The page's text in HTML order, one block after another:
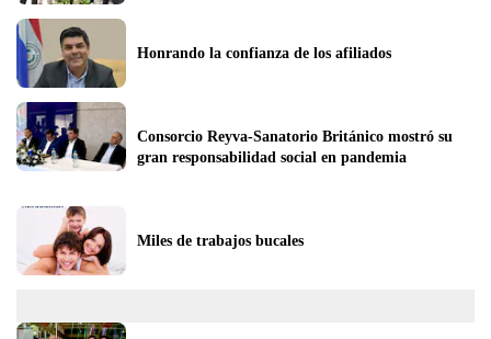
Honrando la confianza de los afiliados
Consorcio Reyva-Sanatorio Británico mostró su
gran responsabilidad social en pandemia